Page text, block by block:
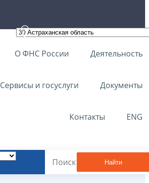
О ФНС России Деятельность
Сервисы и госуслуги Документы
Контакты ENG
Найти